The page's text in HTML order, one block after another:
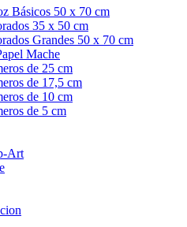
Básicos 50 x 70 cm
35 x 50 cm
Grandes 50 x 70 cm
Mache
de 25 cm
de 17,5 cm
de 10 cm
de 5 cm
Art